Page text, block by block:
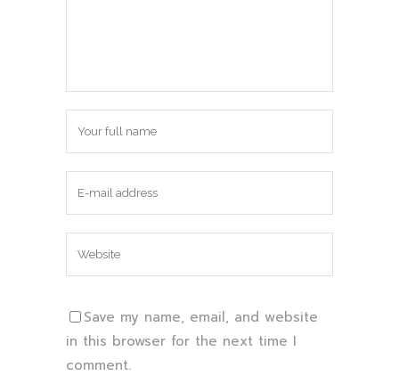
Save my name, email, and website
in this browser for the next time I
comment.